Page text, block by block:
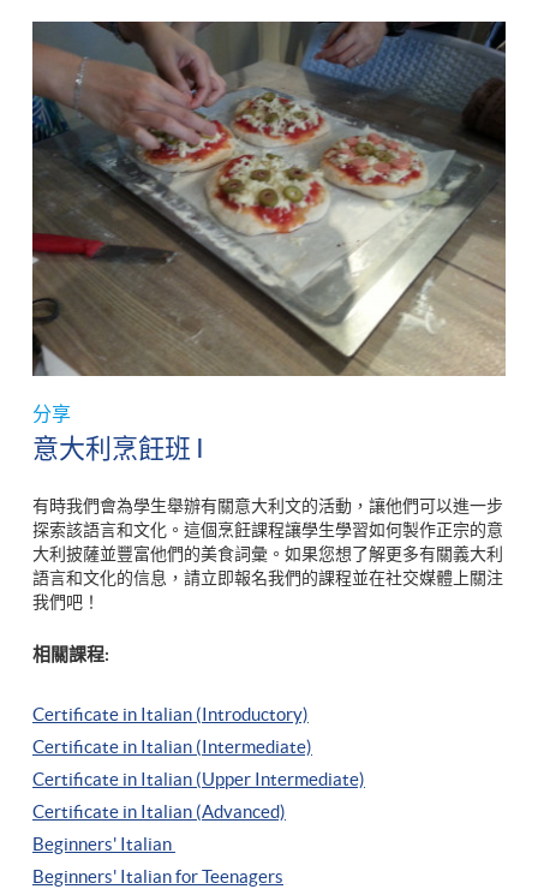
分享
意大利烹飪班 I
有時我們會為學生舉辦有關意大利文的活動，讓他們可以進一步
探索該語言和文化。這個烹飪課程讓學生學習如何製作正宗的意
大利披薩並豐富他們的美食詞彙。如果您想了解更多有關義大利
語言和文化的信息，請立即報名我們的課程並在社交媒體上關注
我們吧！
相關課程:
Certificate in Italian (Introductory)
Certificate in Italian (Intermediate)
Certificate in Italian (Upper Intermediate)
Certificate in Italian (Advanced)
Beginners' Italian
Beginners' Italianfor Teenagers